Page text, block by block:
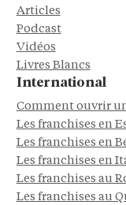
Articles
Podcast
Vidéos
Livres Blancs
International
Comment ouvrir
Les franchises en
Les franchises en
Les franchises en
Les franchises au
Les franchises au